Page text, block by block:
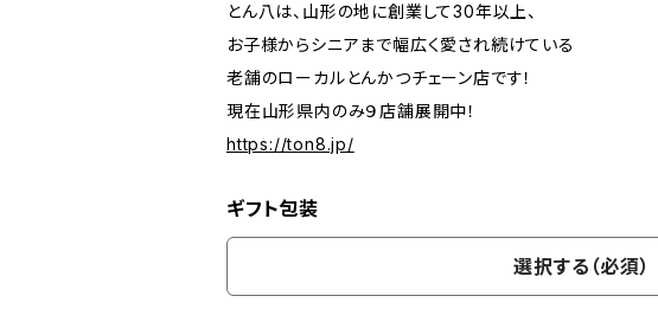
とん八は、山形の地に創業して30年以上、
お子様からシニアまで幅広く愛され続けている
老舗のローカルとんかつチェーン店です！
現在山形県内のみ９店舗展開中！
https://ton8.jp/
ギフト包装
選択する（必須）